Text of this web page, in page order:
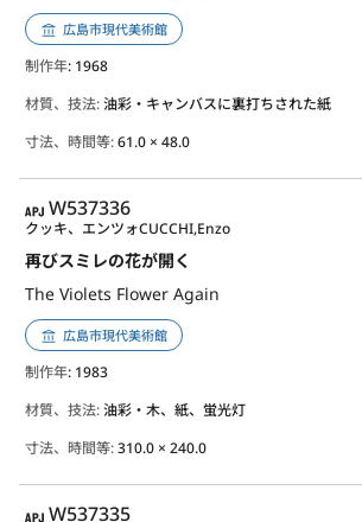
広島市現代美術館
制作年: 1968
材質、技法:油彩・キャンバスに裏打ちされた紙
寸法、時間等:61.0 × 48.0
APJ
W537336
再びスミレの花が開く
The Violets Flower Again
クッキ、エンツォCUCCHI,Enzo
広島市現代美術館
制作年: 1983
材質、技法:油彩・木、紙、蛍光灯
寸法、時間等:310.0 × 240.0
APJ
W537335